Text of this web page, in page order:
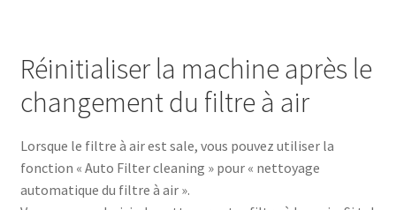
Réinitialiser la machine après le
changement du filtre à air
Lorsque le filtre à air est sale, vous pouvez utiliser la
fonction « Auto Filter cleaning » pour « nettoyage
automatique du filtre à air ».